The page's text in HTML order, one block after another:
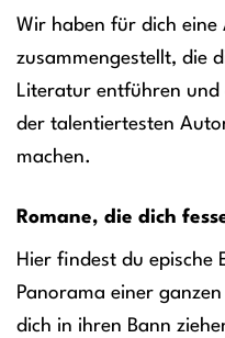
Wir haben für dich eine
zusammengestellt, die
Literatur entführen und
der talentiertesten
machen.
Romane, die dich
Hier findest du epische
Panorama einer
dich in ihren Bann